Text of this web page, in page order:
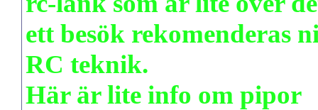
ett besök rekomenderas
RC teknik.
Här är lite info om pipor